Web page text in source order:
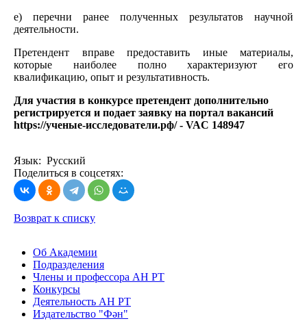
е) перечни ранее полученных результатов научной
деятельности.
Претендент вправе предоставить иные материалы,
которые наиболее полно характеризуют его
квалификацию, опыт и результативность.
Для участия в конкурсе претендент дополнительно
регистрируется и подает заявку на портал вакансий
https://ученые-исследователи.рф/ - VAC 148947
Язык: Русский
Поделиться в соцсетях:
Возврат к списку
Об Академии
Подразделения
Члены и профессора АН РТ
Конкурсы
Деятельность АН РТ
Издательство "Фән"